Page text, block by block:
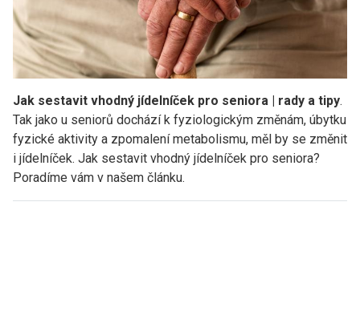
Jak sestavit vhodný jídelníček pro seniora | rady a tipy.
Tak jako u seniorů dochází k fyziologickým změnám, úbytku
fyzické aktivity a zpomalení metabolismu, měl by se změnit
i jídelníček. Jak sestavit vhodný jídelníček pro seniora?
Poradíme vám v našem článku.